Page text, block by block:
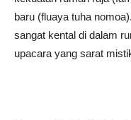
baru (fluaya tuha
sangat kental di dalam
upacara yang sarat